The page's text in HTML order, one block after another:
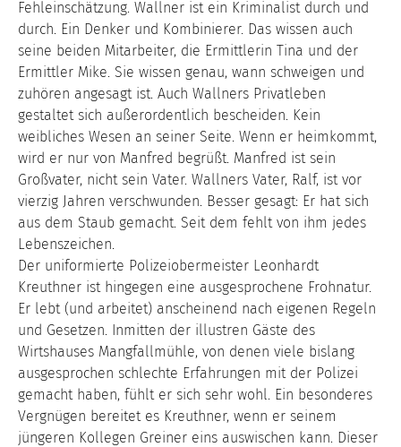
Fehleinschätzung. Wallner ist ein Kriminalist durch und
durch. Ein Denker und Kombinierer. Das wissen auch
seine beiden Mitarbeiter, die Ermittlerin Tina und der
Ermittler Mike. Sie wissen genau, wann schweigen und
zuhören angesagt ist. Auch Wallners Privatleben
gestaltet sich außerordentlich bescheiden. Kein
weibliches Wesen an seiner Seite. Wenn er heimkommt,
wird er nur von Manfred begrüßt. Manfred ist sein
Großvater, nicht sein Vater. Wallners Vater, Ralf, ist vor
vierzig Jahren verschwunden. Besser gesagt: Er hat sich
aus dem Staub gemacht. Seit dem fehlt von ihm jedes
Lebenszeichen.
Der uniformierte Polizeiobermeister Leonhardt
Kreuthner ist hingegen eine ausgesprochene Frohnatur.
Er lebt (und arbeitet) anscheinend nach eigenen Regeln
und Gesetzen. Inmitten der illustren Gäste des
Wirtshauses Mangfallmühle, von denen viele bislang
ausgesprochen schlechte Erfahrungen mit der Polizei
gemacht haben, fühlt er sich sehr wohl. Ein besonderes
Vergnügen bereitet es Kreuthner, wenn er seinem
jüngeren Kollegen Greiner eins auswischen kann. Dieser